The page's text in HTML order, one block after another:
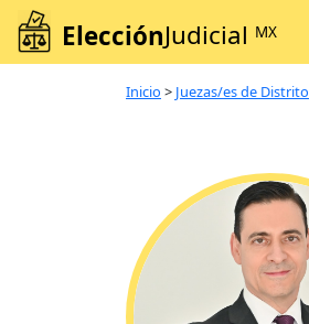
ElecciónJudicial MX
Inicio > Juezas/es de Distrito